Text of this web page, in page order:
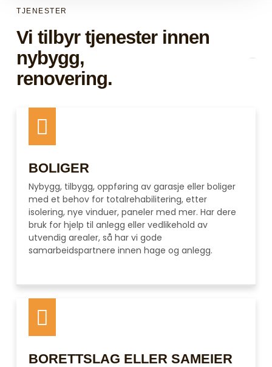
TJENESTER
Vi tilbyr tjenester innen
nybygg,
renovering.
BOLIGER
Nybygg, tilbygg, oppføring av garasje eller boliger
med et behov for totalrehabilitering, etter
isolering, nye vinduer, paneler med mer. Har dere
bruk for hjelp til anlegg eller vedlikehold av
utvendig arealer, så har vi gode
samarbeidspartnere innen hage og anlegg.
BORETTSLAG ELLER SAMEIER